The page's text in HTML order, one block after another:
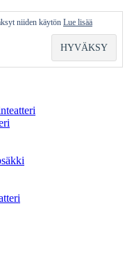
niiden käytön Lue lisää